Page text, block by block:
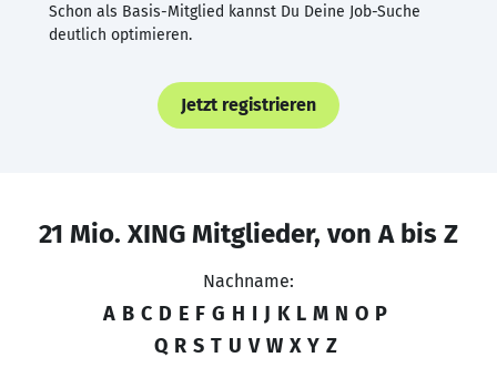
Schon als Basis-Mitglied kannst Du Deine Job-Suche
deutlich optimieren.
Jetzt registrieren
21 Mio. XING Mitglieder, von A bis Z
Nachname:
A B C D E F G H I J K L M N O P
Q R S T U V W X Y Z